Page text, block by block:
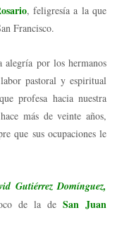
, feligresía a la que
Francisco.
por los hermanos
pastoral y espiritual
profesa hacia nuestra
más de veinte años,
que sus ocupaciones le
Gutiérrez Domínguez,
de la de San Juan